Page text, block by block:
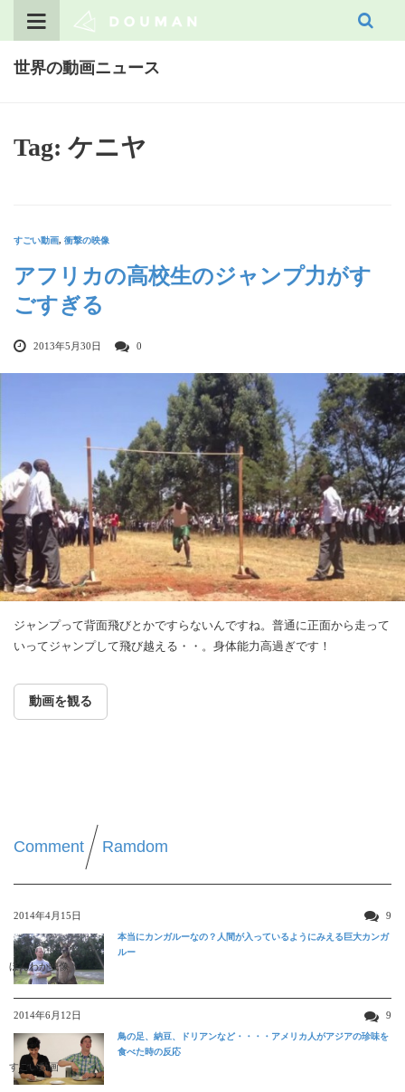
世界の動画ニュース
Tag: ケニヤ
すごい動画, 衝撃の映像
アフリカの高校生のジャンプ力がす
ごすぎる
2013年5月30日 0
ジャンプって背面飛びとかですらないんですね。普通に正面から走って
いってジャンプして飛び越える・・。身体能力高過ぎです！
動画を観る
Comment Ramdom
2014年4月15日 9
ほんわか映像
本当にカンガルーなの？人間が入っているようにみえる巨大カンガ
ルー
2014年6月12日 9
すごい動画
鳥の足、納豆、ドリアンなど・・・・アメリカ人がアジアの珍味を
食べた時の反応